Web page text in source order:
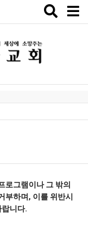
Toggle
로그램이나 그 밖의
부하며, 이를 위반시
니다.